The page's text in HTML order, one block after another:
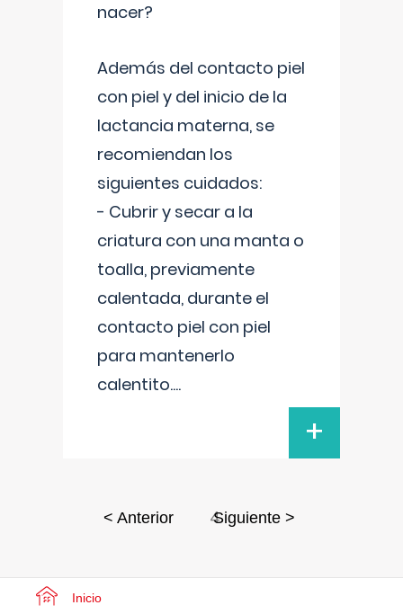
nacer?
Además del contacto piel
con piel y del inicio de la
lactancia materna, se
recomiendan los
siguientes cuidados:
- Cubrir y secar a la
criatura con una manta o
toalla, previamente
calentada, durante el
contacto piel con piel
para mantenerlo
calentito....
+
< Anterior 4
Siguiente >
Inicio